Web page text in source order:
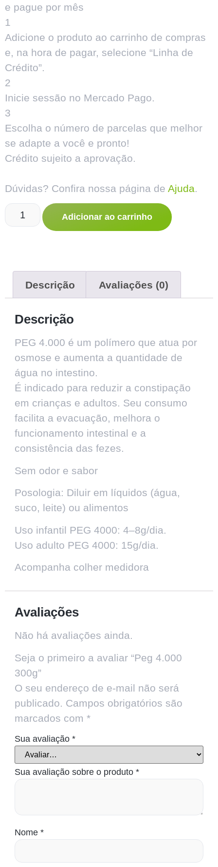
e pague por mês
1
Adicione o produto ao carrinho de compras
e, na hora de pagar, selecione “Linha de
Crédito”.
2
Inicie sessão no Mercado Pago.
3
Escolha o número de parcelas que melhor
se adapte a você e pronto!
Crédito sujeito a aprovação.
Dúvidas? Confira nossa página de Ajuda.
Adicionar ao carrinho
Descrição Avaliações (0)
Descrição
PEG 4.000 é um polímero que atua por
osmose e aumenta a quantidade de
água no intestino.
É indicado para reduzir a constipação
em crianças e adultos. Seu consumo
facilita a evacuação, melhora o
funcionamento intestinal e a
consistência das fezes.
Sem odor e sabor
Posologia: Diluir em líquidos (água,
suco, leite) ou alimentos
Uso infantil PEG 4000: 4–8g/dia.
Uso adulto PEG 4000: 15g/dia.
Acompanha colher medidora
Avaliações
Não há avaliações ainda.
Seja o primeiro a avaliar “Peg 4.000
300g”
O seu endereço de e-mail não será
publicado. Campos obrigatórios são
marcados com *
Sua avaliação *
Sua avaliação sobre o produto *
Nome *